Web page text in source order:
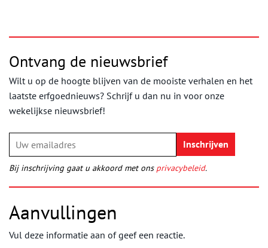
Ontvang de nieuwsbrief
Wilt u op de hoogte blijven van de mooiste verhalen en het
laatste erfgoednieuws? Schrijf u dan nu in voor onze
wekelijkse nieuwsbrief!
Bij inschrijving gaat u akkoord met ons privacybeleid.
Aanvullingen
Vul deze informatie aan of geef een reactie.